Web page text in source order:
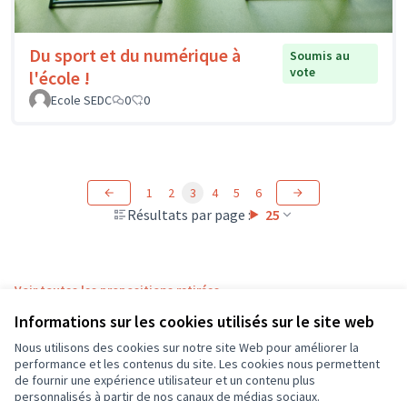
Informations sur les cookies utilisés sur le site web
Nous utilisons des cookies sur notre site Web pour améliorer la
performance et les contenus du site. Les cookies nous permettent
de fournir une expérience utilisateur et un contenu plus
personnalisés à partir de nos canaux de médias sociaux.
Du sport et du numérique à
l'école !
Soumis au
vote
Ecole SEDC
0 0
Résultats par page : 25
1 2 3 4 5 6
Voir toutes les propositions retirées
Conditions d'utilisation
Paramètres des cookies
CD37 sur XCD37 sur Facebook
CD37 sur Instagram
CD37 sur YouTube